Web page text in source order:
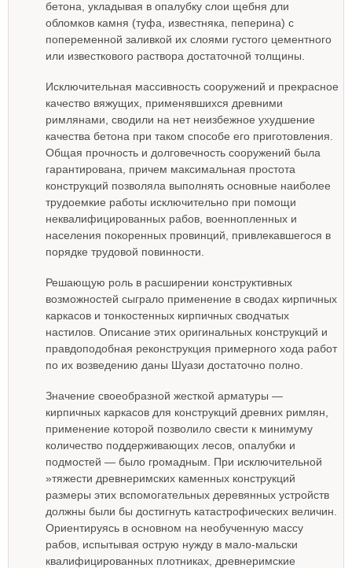
бетона, укладывая в опалубку слои щебня дли
обломков камня (туфа, известняка, пеперина) с
попеременной заливкой их слоями густого цементного
или известкового раствора достаточной толщины.
Исключительная массивность сооружений и прекрасное
качество вяжущих, применявшихся древними
римлянами, сводили на нет неизбежное ухудшение
качества бетона при таком способе его приготовления.
Общая прочность и долговечность сооружений была
гарантирована, причем максимальная простота
конструкций позволяла выполнять основные наиболее
трудоемкие работы исключительно при помощи
неквалифицированных рабов, военнопленных и
населения покоренных провинций, привлекавшегося в
порядке трудовой повинности.
Решающую роль в расширении конструктивных
возможностей сыграло применение в сводах кирпичных
каркасов и тонкостенных кирпичных сводчатых
настилов. Описание этих оригинальных конструкций и
правдоподобная реконструкция примерного хода работ
по их возведению даны Шуази достаточно полно.
Значение своеобразной жесткой арматуры —
кирпичных каркасов для конструкций древних римлян,
применение которой позволило свести к минимуму
количество поддерживающих лесов, опалубки и
подмостей — было громадным. При исключительной
»тяжести древнеримских каменных конструкций
размеры этих вспомогательных деревянных устройств
должны были бы достигнуть катастрофических величин.
Ориентируясь в основном на необученную массу
рабов, испытывая острую нужду в мало-мальски
квалифицированных плотниках, древнеримские